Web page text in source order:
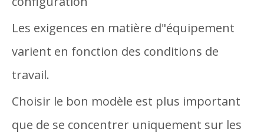
Les exigences en matière d"équipement
varient en fonction des conditions de
travail.
Choisir le bon modèle est plus important
que de se concentrer uniquement sur les